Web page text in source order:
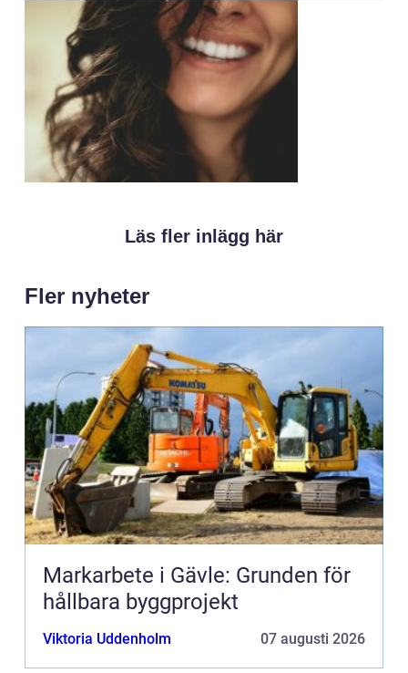
Läs fler inlägg här
Fler nyheter
Markarbete i Gävle: Grunden för
hållbara byggprojekt
Viktoria Uddenholm 07 augusti 2026